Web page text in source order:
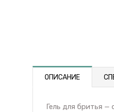
ОПИСАНИЕ
Гель для бритья —